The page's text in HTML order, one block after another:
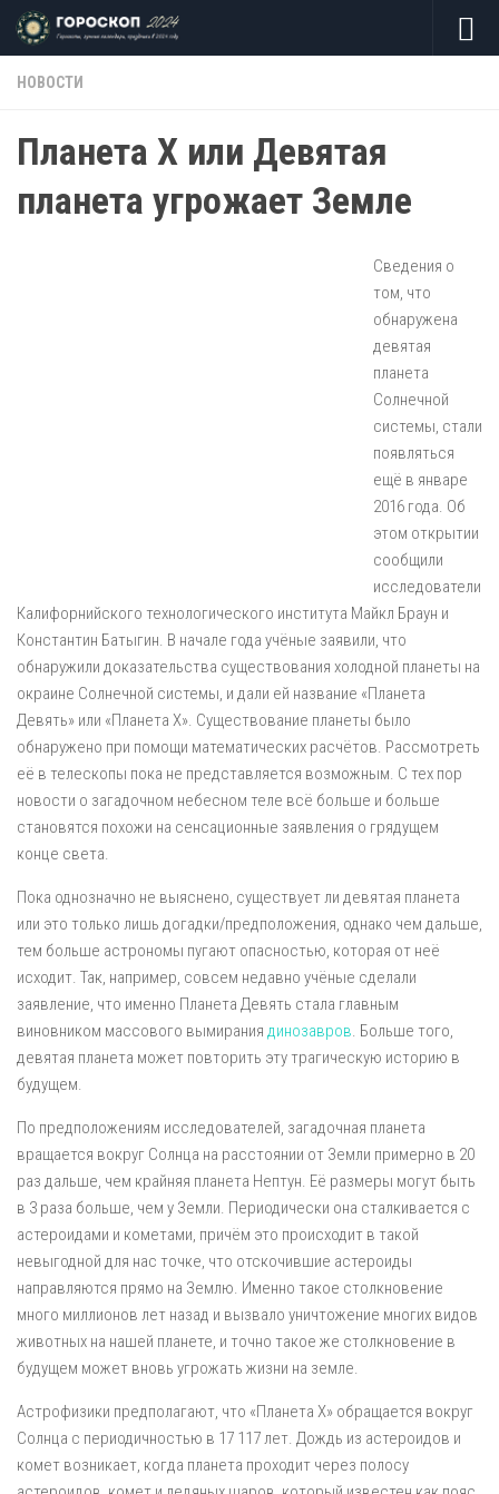
Skip to content
НОВОСТИ
Планета X или Девятая
планета угрожает Земле
Сведения о
том, что
обнаружена
девятая
планета
Солнечной
системы, стали
появляться
ещё в январе
2016 года. Об
этом открытии
сообщили
исследователи
Калифорнийского технологического института Майкл Браун и
Константин Батыгин. В начале года учёные заявили, что
обнаружили доказательства существования холодной планеты на
окраине Солнечной системы, и дали ей название «Планета
Девять» или «Планета X». Существование планеты было
обнаружено при помощи математических расчётов. Рассмотреть
её в телескопы пока не представляется возможным. С тех пор
новости о загадочном небесном теле всё больше и больше
становятся похожи на сенсационные заявления о грядущем
конце света.
Пока однозначно не выяснено, существует ли девятая планета
или это только лишь догадки/предположения, однако чем дальше,
тем больше астрономы пугают опасностью, которая от неё
исходит. Так, например, совсем недавно учёные сделали
заявление, что именно Планета Девять стала главным
виновником массового вымирания динозавров. Больше того,
девятая планета может повторить эту трагическую историю в
будущем.
По предположениям исследователей, загадочная планета
вращается вокруг Солнца на расстоянии от Земли примерно в 20
раз дальше, чем крайняя планета Нептун. Её размеры могут быть
в 3 раза больше, чем у Земли. Периодически она сталкивается с
астероидами и кометами, причём это происходит в такой
невыгодной для нас точке, что отскочившие астероиды
направляются прямо на Землю. Именно такое столкновение
много миллионов лет назад и вызвало уничтожение многих видов
животных на нашей планете, и точно такое же столкновение в
будущем может вновь угрожать жизни на земле.
Астрофизики предполагают, что «Планета X» обращается вокруг
Солнца с периодичностью в 17 117 лет. Дождь из астероидов и
комет возникает, когда планета проходит через полосу